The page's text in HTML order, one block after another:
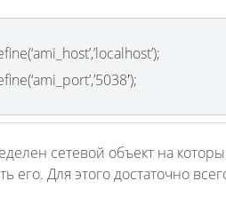
сетевой объект на
его. Для этого достаточно